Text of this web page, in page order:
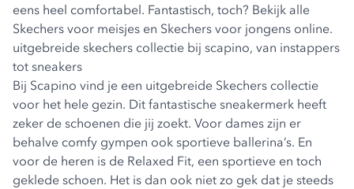
eens heel comfortabel. Fantastisch, toch? Bekijk alle
Skechers voor meisjes en Skechers voor jongens online.
uitgebreide skechers collectie bij scapino, van instappers
tot sneakers
Bij Scapino vind je een uitgebreide Skechers collectie
voor het hele gezin. Dit fantastische sneakermerk heeft
zeker de schoenen die jij zoekt. Voor dames zijn er
behalve comfy gympen ook sportieve ballerina’s. En
voor de heren is de Relaxed Fit, een sportieve en toch
geklede schoen. Het is dan ook niet zo gek dat je steeds